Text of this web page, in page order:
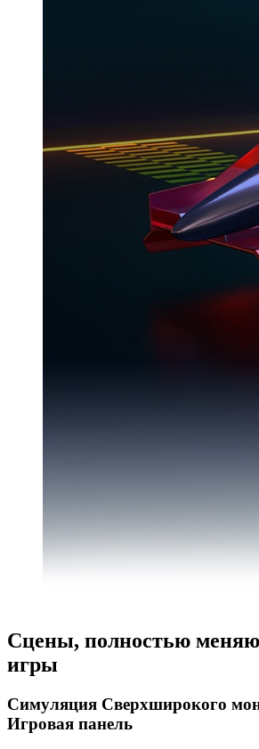
Сцены, полностью
игры
Симуляция Сверхширокого
Игровая панель